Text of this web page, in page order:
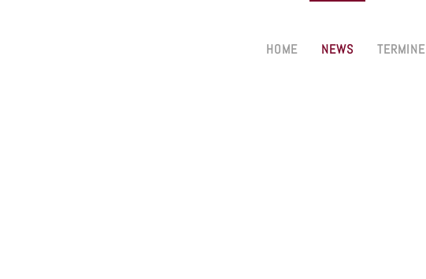
HOME NEWS TERMINE